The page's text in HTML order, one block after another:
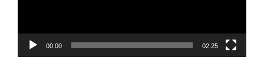
00:00 02:25